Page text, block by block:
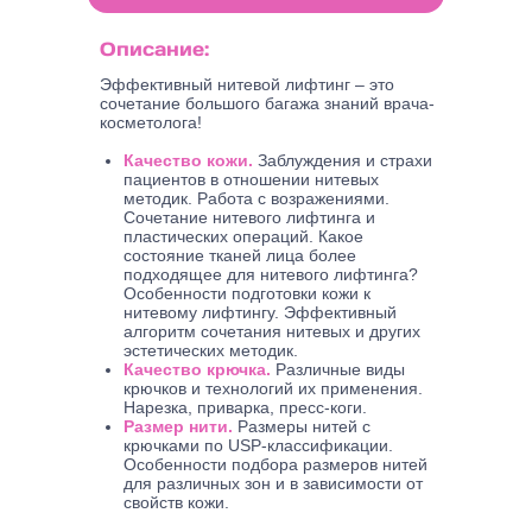
Описание:
Эффективный нитевой лифтинг – это
сочетание большого багажа знаний врача-
косметолога!
Качество кожи. Заблуждения и страхи
пациентов в отношении нитевых
методик. Работа с возражениями.
Сочетание нитевого лифтинга и
пластических операций. Какое
состояние тканей лица более
подходящее для нитевого лифтинга?
Особенности подготовки кожи к
нитевому лифтингу. Эффективный
алгоритм сочетания нитевых и других
эстетических методик.
Качество крючка. Различные виды
крючков и технологий их применения.
Нарезка, приварка, пресс-коги.
Размер нити. Размеры нитей с
крючками по USP-классификации.
Особенности подбора размеров нитей
для различных зон и в зависимости от
свойств кожи.